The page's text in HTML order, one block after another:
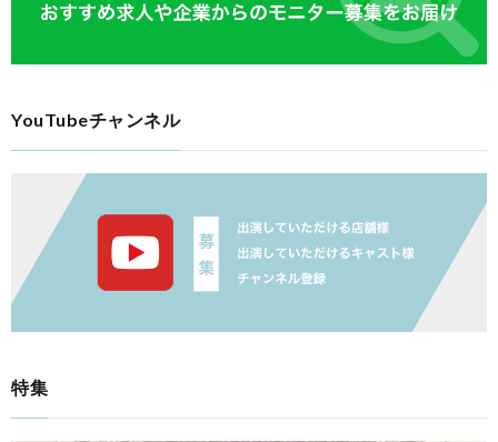
YouTubeチャンネル
特集